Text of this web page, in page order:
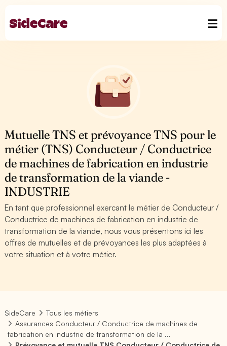
Mutuelle TNS et prévoyance TNS pour le
métier (TNS) Conducteur / Conductrice
de machines de fabrication en industrie
de transformation de la viande -
INDUSTRIE
En tant que professionnel exercant le métier de Conducteur /
Conductrice de machines de fabrication en industrie de
transformation de la viande, nous vous présentons ici les
offres de mutuelles et de prévoyances les plus adaptées à
votre situation et à votre métier.
SideCare
Tous les métiers
Assurances Conducteur / Conductrice de machines de
fabrication en industrie de transformation de la ...